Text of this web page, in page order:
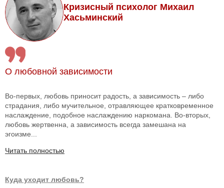
Кризисный психолог Михаил
Хасьминский
О любовной зависимости
Во-первых, любовь приносит радость, а зависимость – либо
страдания, либо мучительное, отравляющее кратковременное
наслаждение, подобное наслаждению наркомана. Во-вторых,
любовь жертвенна, а зависимость всегда замешана на
эгоизме...
Читать полностью
Куда уходит любовь?